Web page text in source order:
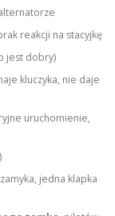
reakcji na stacyjkę
jest dobry)
kluczyka, nie daje
uruchomienie,
jedna klapka